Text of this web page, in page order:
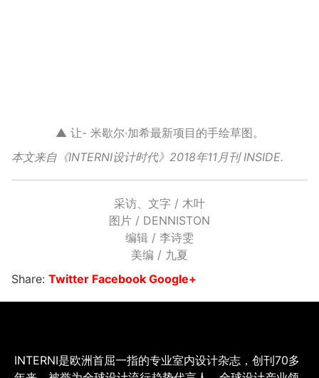
▲ 让- 米歇尔·加希最新项目的手绘草图。
本文来自《INTERNI设计时代》2018年11月刊 INSIDE.
采访、文字 / 木叶
图片 / DENNISTON
编辑 / 李诗雯
美编 / 九夏
Share: Twitter Facebook Google+
INTERNI是欧洲首屈一指的专业室内设计杂志，创刊70多